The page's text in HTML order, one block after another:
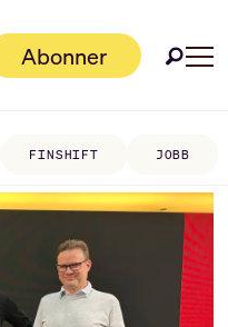
Abonner
FINSHIFT JOBB